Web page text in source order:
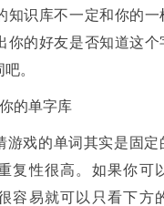
知识库不一定和你的一
你的好友是否知道这个
。
的单字库
游戏的单词其实是固定
复性很高。如果你可
容易就可以只看下方